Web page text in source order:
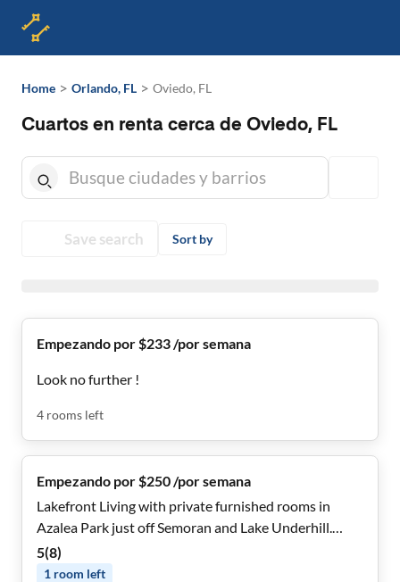
Home > Orlando, FL > Oviedo, FL
Cuartos en renta cerca de Oviedo, FL
Save search Sort by
Empezando por $233 /por semana
Look no further !
4 rooms left
Empezando por $250 /por semana
Lakefront Living with private furnished rooms in
Azalea Park just off Semoran and Lake Underhill.
Minutes to Downtown Orlando, MCO Airport,
Winter Park, hospitals, shopping, 408 (East West
5(8)
1 room left